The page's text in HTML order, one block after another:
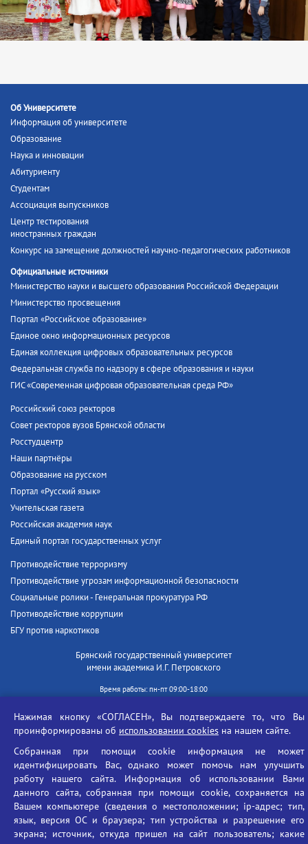
Об Университете
Информация об университете
Образование
Наука и инновации
Абитуриенту
Студентам
Ассоциация выпускников
Центр тестирования
иностранных граждан
Конкурс на замещение должностей научно-педагогических работников
Официальные источники
Министерство науки и высшего образования Российской Федерации
Министерство просвещения
Портал «Российское образование»
Единое окно информационных ресурсов
Единая коллекция цифровых образовательных ресурсов
Федеральная служба по надзору в сфере образования и науки
ГИС «Современная цифровая образовательная среда РФ»
Российский союз ректоров
Совет ректоров вузов Брянской области
Росстудцентр
Наши партнёры
Образование на русском
Портал «Русский язык»
Учительская газета
Российская академия наук
Единый портал государственных услуг
Противодействие терроризму
Противодействие угрозам информационной безопасности
Социальные ролики - Генеральная прокуратура РФ
Противодействие коррупции
БГУ против наркотиков
Брянский государственный университет
имени академика И.Г. Петровского
Время работы: пн-пт 09:00-18:00
Телефон: +7(4832)58-90-85
Вход
Нажимая кнопку «СОГЛАСЕН», Вы подтверждаете то, что Вы
проинформированы об использовании cookies на нашем сайте.
Собранная при помощи cookie информация не может
идентифицировать Вас, однако может помочь нам улучшить
работу нашего сайта. Информация об использовании Вами
данного сайта, собранная при помощи cookie, сохраняется на
Вашем компьютере (сведения о местоположении; ip-адрес; тип,
язык, версия ОС и браузера; тип устройства и разрешение его
экрана; источник, откуда пришел на сайт пользователь; какие